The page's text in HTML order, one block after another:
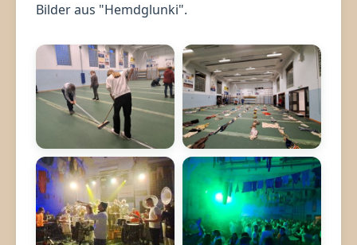
Bilder aus "Hemdglunki".